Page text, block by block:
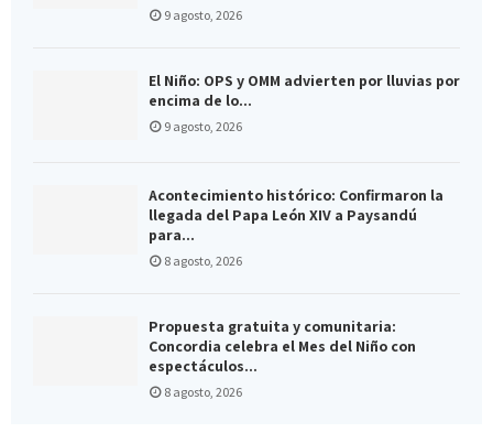
9 agosto, 2026
El Niño: OPS y OMM advierten por lluvias por
encima de lo...
9 agosto, 2026
Acontecimiento histórico: Confirmaron la
llegada del Papa León XIV a Paysandú
para...
8 agosto, 2026
Propuesta gratuita y comunitaria:
Concordia celebra el Mes del Niño con
espectáculos...
8 agosto, 2026